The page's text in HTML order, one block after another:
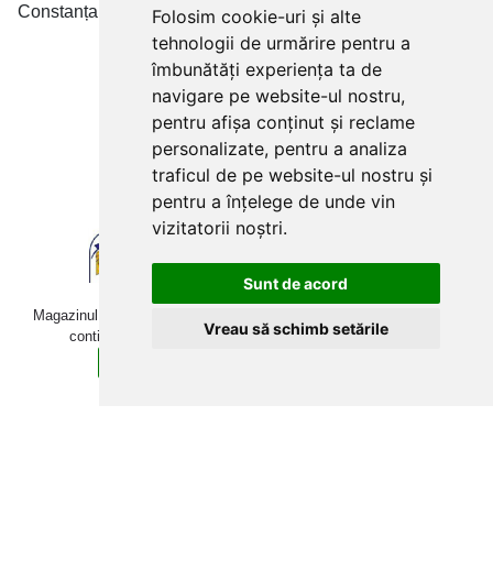
Folosim cookie-uri și alte
tehnologii de urmărire pentru a
îmbunătăți experiența ta de
navigare pe website-ul nostru,
pentru afișa conținut și reclame
personalizate, pentru a analiza
traficul de pe website-ul nostru și
pentru a înțelege de unde vin
vizitatorii noștri.
Sunt de acord
Vreau să schimb setările
Magazinul online betoniera-roaba.ro folosește cookies. Navigând în
continuare, îți exprimi acordul pentru folosirea acestora.
Constanța • Craiova
Plăți cu card bancar prin